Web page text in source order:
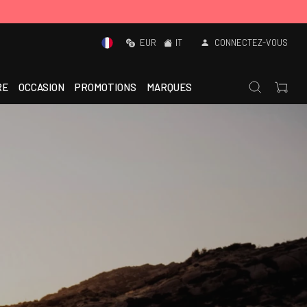
EUR IT CONNECTEZ-VOUS
OCCASION PROMOTIONS MARQUES